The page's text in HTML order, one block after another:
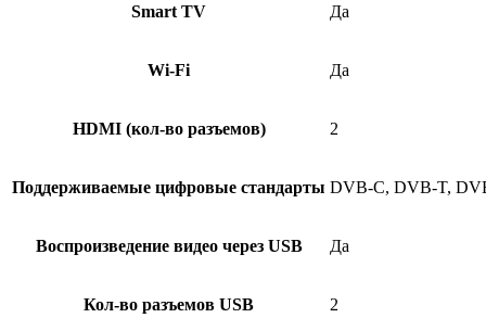
Smart TV Да
Wi-Fi Да
HDMI (кол-во разъемов) 2
Поддерживаемые цифровые стандарты DVB-C, DVB-T,
Воспроизведение видео через USB Да
Кол-во разъемов USB 2